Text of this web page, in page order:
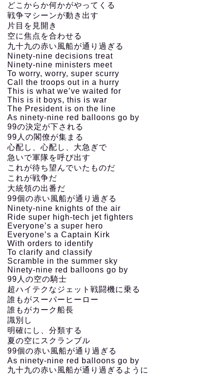
どこからか何かがやってくる
戦争マシーンが動き出す
片目を見開き
空に焦点を合わせる
九十九の赤い風船が通り過ぎる
Ninety-nine decisions treat
Ninety-nine ministers meet
To worry, worry, super scurry
Call the troops out in a hurry
This is what we’ve waited for
This is it boys, this is war
The President is on the line
As ninety-nine red balloons go by
99の決定が下される
99人の閣僚が集まる
心配し、心配し、大急ぎで
急いで軍隊を呼び出す
これが待ち望んでいたものだ
これが戦争だ
大統領の出番だ
99個の赤い風船が通り過ぎる
Ninety-nine knights of the air
Ride super high-tech jet fighters
Everyone’s a super hero
Everyone’s a Captain Kirk
With orders to identify
To clarify and classify
Scramble in the summer sky
Ninety-nine red balloons go by
99人の空の騎士
超ハイテクなジェット戦闘機に乗る
誰もがスーパーヒーロー
誰もがカーク船長
識別し
明確にし、分類する
夏の空にスクランブル
99個の赤い風船が通り過ぎる
As ninety-nine red balloons go by
九十九の赤い風船が通り過ぎるように